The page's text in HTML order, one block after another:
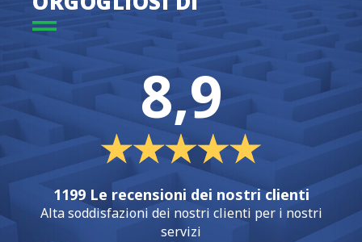
8,9
1199 Le recensioni dei nostri clienti
Alta soddisfazioni dei nostri clienti per i nostri
servizi